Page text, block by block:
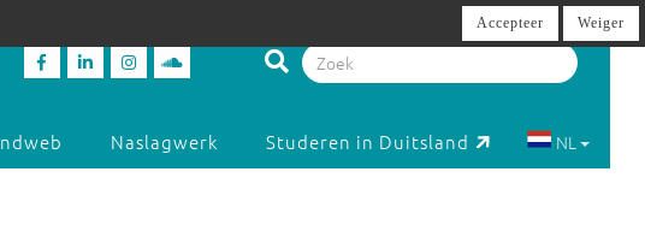
Naslagwerk Studeren in Duitsland NL
Accepteer Weiger